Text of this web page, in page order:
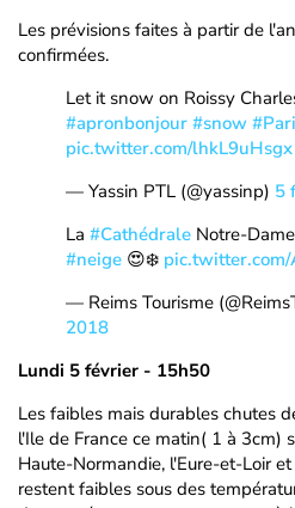
Les prévisions faites à partir de
confirmées.
Let it snow on Roissy
#apronbonjour #snow
pic.twitter.com/lhkL9uHsgx
— Yassin PTL (@yassinp) 5
La #Cathédrale Notre-
#neige 😍❄️
— Reims Tourisme
2018
Lundi 5 février - 15h50
Les faibles mais durables chutes
l'Ile de France ce matin( 1 à 3cm)
Haute-Normandie, l'Eure-et-Loir
restent faibles sous des